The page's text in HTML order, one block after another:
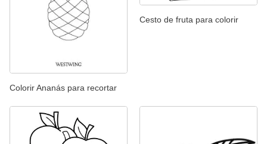
Colorir Ananás para recortar
Cesto de fruta para colorir